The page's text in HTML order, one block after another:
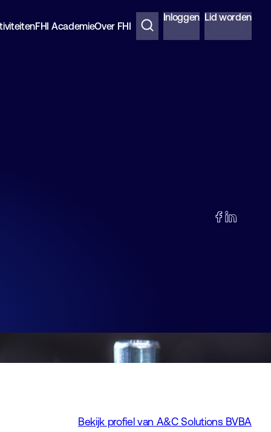
FHI AcademieOver FHI
Inloggen Lid worden
Bekijk profiel van A&C Solutions BVBA